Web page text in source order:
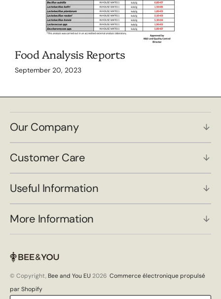
Food Analysis Reports
September 20, 2023
Our Company
Customer Care
Useful Information
More Information
© Copyright, Bee and You EU 2026 Commerce électronique propulsé
par Shopify